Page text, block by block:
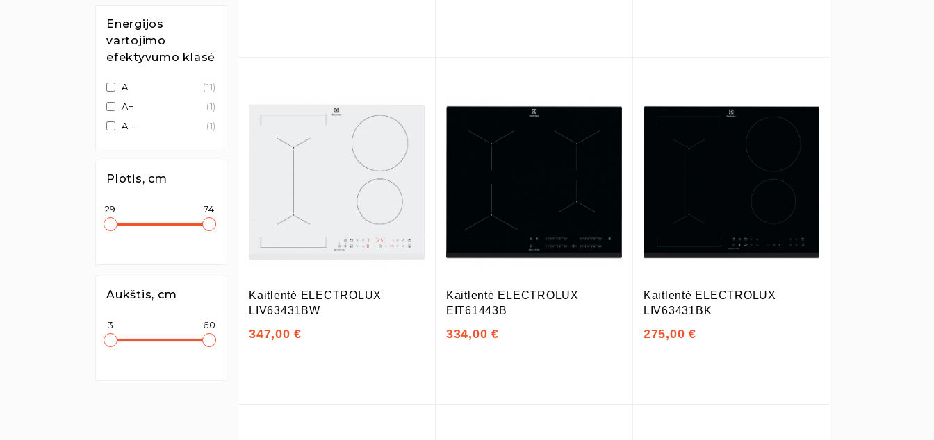
Energijos
vartojimo
efektyvumo klasė
A
(11)
A+
(1)
A++
(1)
Plotis, cm
29 74
Aukštis, cm
3 60
Kaitlentė ELECTROLUX
LIV63431BW
347,00 €
Kaitlentė ELECTROLUX
EIT61443B
334,00 €
Kaitlentė ELECTROLUX
LIV63431BK
275,00 €